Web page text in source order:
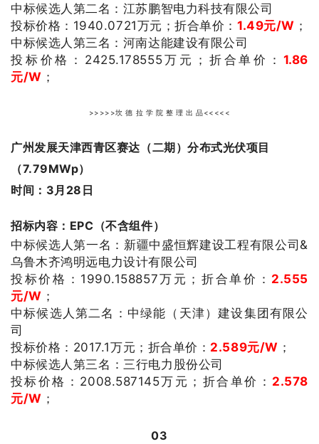
中标候选人第二名：江苏鹏智电力科技有限公司
投标价格：1940.0721万元；折合单价： 1.49元/W ；
中标候选人第三名： 河南达能建设有限公司
投标价格： 2425.178555万元； 折合单价： 1.86
元/W ；
>>>>>坎 德 拉 学 院 整 理 出 品<<<<<
广州发展天津西青区赛达（二期）分布式光伏项目
（7.79MWp）
时间：3月28日
招标内容：EPC（不含组件）
中标候选人第一名：新疆中盛恒辉建设工程有限公司&
乌鲁木齐鸿明远电力设计有限公司
投标价格： 1990.158857万元； 折合单价： 2.555
元/W ；
中标候选人第二名： 中绿能（天津）建设集团有限公
司
投标价格： 2017.1万元； 折合单价： 2.589元/W ；
中标候选人第三名： 三行电力股份公司
投标价格：2008.587145万元； 折合单价： 2.578
元/W ；
03